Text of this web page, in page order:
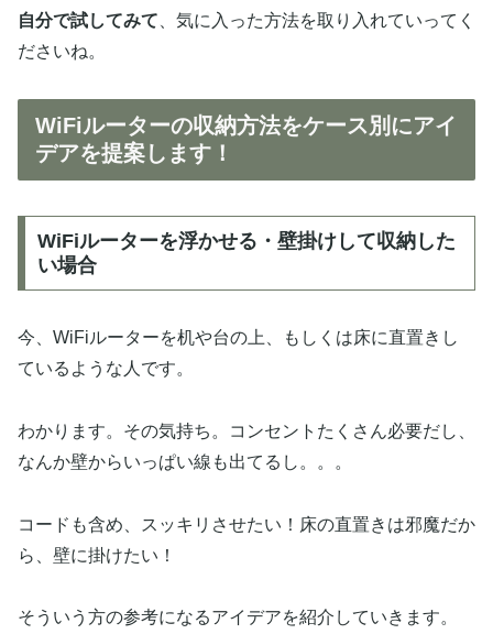
自分で試してみて 、気に入った方法を取り入れていってく
ださいね。
WiFiルーターの収納方法をケース別にアイ
デアを提案します！
WiFiルーターを浮かせる・壁掛けして収納した
い場合
今、WiFiルーターを机や台の上、もしくは床に直置きし
ているような人です。
わかります。その気持ち。コンセントたくさん必要だし、
なんか壁からいっぱい線も出てるし。。。
コードも含め、スッキリさせたい！床の直置きは邪魔だか
ら、壁に掛けたい！
そういう方の参考になるアイデアを紹介していきます。